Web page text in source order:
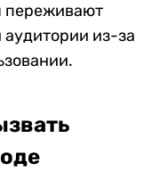
переживают
аудитории из-за